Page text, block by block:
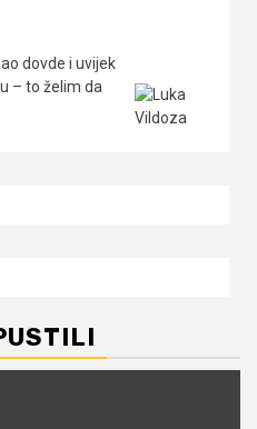
dovde i uvijek
– to želim da